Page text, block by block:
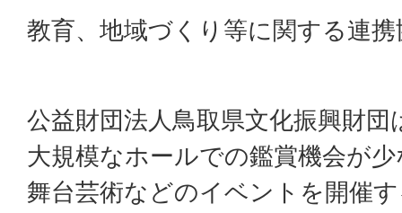
教育、地域づくり等に関する連
公益財団法人鳥取県文化振興財
大規模なホールでの鑑賞機会が
舞台芸術などのイベントを開催